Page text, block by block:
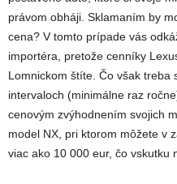
právom obháji. Sklamaním by
cena? V tomto prípade vás
importéra, pretože cenníky
Lomnickom štíte. Čo však treba
intervaloch (minimálne raz
cenovým zvýhodnením svojich
model NX, pri ktorom môžete v
viac ako 10 000 eur, čo vskutku